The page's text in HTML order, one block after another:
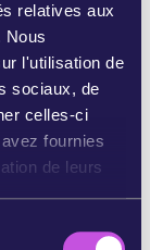
relatives aux
Nous
l'utilisation de
sociaux, de
celles-ci
fournies
de leurs
de
utilisation
affecte
souvent
Pour en
our-
chargé des